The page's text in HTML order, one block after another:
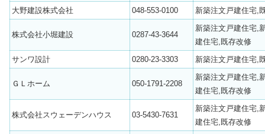
大野建設株式会社
048-553-0100 新築注文戸建住宅,
株式会社小堀建設 0287-43-3644
新築注文戸建住宅,
建住宅,既存改修
サンワ設計
0280-23-3303 新築注文戸建住宅,
ＧＬホーム 050-1791-2208
新築注文戸建住宅,
建住宅,既存改修
株式会社スウェーデンハウス 03-5430-7631
新築注文戸建住宅,
建住宅,既存改修